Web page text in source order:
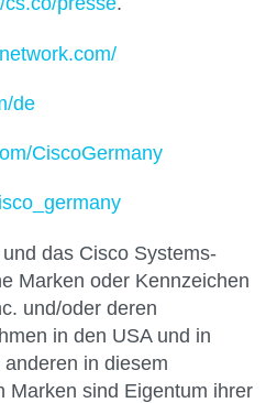
de
CiscoGermany
das Cisco Systems-
Marken oder Kennzeichen
und/oder deren
in den USA und in
in diesem
Marken sind Eigentum ihrer